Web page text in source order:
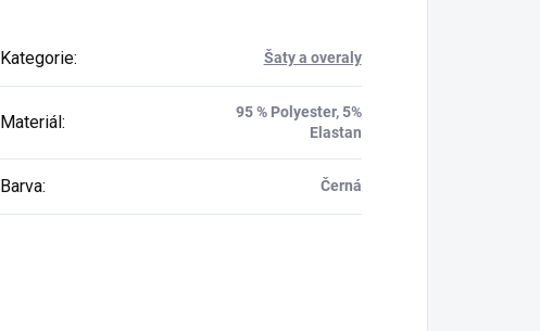
Kategorie: Šaty a overaly
Materiál:
95 % Polyester, 5%
Elastan
Barva: Černá